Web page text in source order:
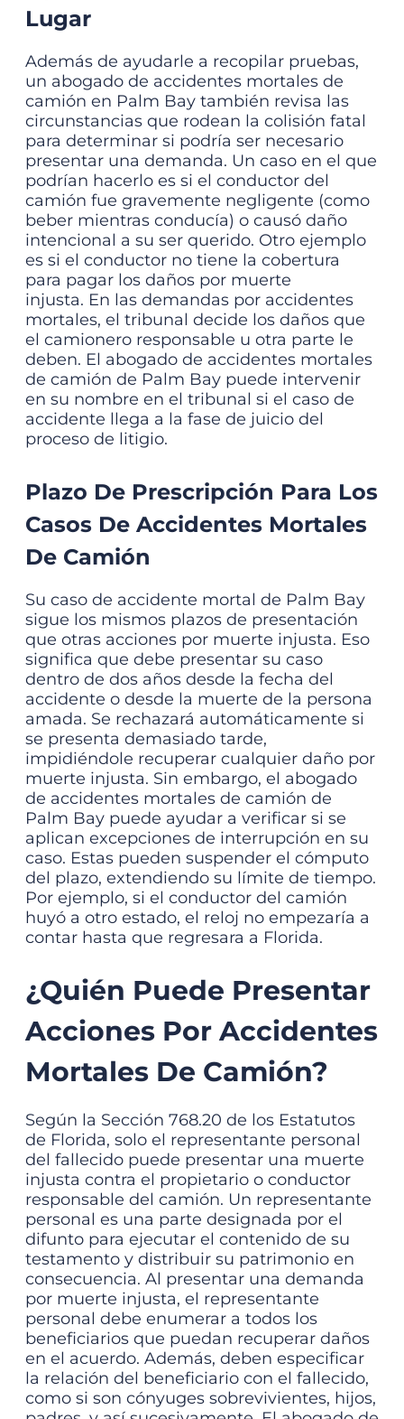
Lugar
Además de ayudarle a recopilar pruebas,
un abogado de accidentes mortales de
camión en Palm Bay también revisa las
circunstancias que rodean la colisión fatal
para determinar si podría ser necesario
presentar una demanda. Un caso en el que
podrían hacerlo es si el conductor del
camión fue gravemente negligente (como
beber mientras conducía) o causó daño
intencional a su ser querido. Otro ejemplo
es si el conductor no tiene la cobertura
para pagar los daños por muerte
injusta. En las demandas por accidentes
mortales, el tribunal decide los daños que
el camionero responsable u otra parte le
deben. El abogado de accidentes mortales
de camión de Palm Bay puede intervenir
en su nombre en el tribunal si el caso de
accidente llega a la fase de juicio del
proceso de litigio.
Plazo De Prescripción Para Los
Casos De Accidentes Mortales
De Camión
Su caso de accidente mortal de Palm Bay
sigue los mismos plazos de presentación
que otras acciones por muerte injusta. Eso
significa que debe presentar su caso
dentro de dos años desde la fecha del
accidente o desde la muerte de la persona
amada. Se rechazará automáticamente si
se presenta demasiado tarde,
impidiéndole recuperar cualquier daño por
muerte injusta. Sin embargo, el abogado
de accidentes mortales de camión de
Palm Bay puede ayudar a verificar si se
aplican excepciones de interrupción en su
caso. Estas pueden suspender el cómputo
del plazo, extendiendo su límite de tiempo.
Por ejemplo, si el conductor del camión
huyó a otro estado, el reloj no empezaría a
contar hasta que regresara a Florida.
¿Quién Puede Presentar
Acciones Por Accidentes
Mortales De Camión?
Según la Sección 768.20 de los Estatutos
de Florida, solo el representante personal
del fallecido puede presentar una muerte
injusta contra el propietario o conductor
responsable del camión. Un representante
personal es una parte designada por el
difunto para ejecutar el contenido de su
testamento y distribuir su patrimonio en
consecuencia. Al presentar una demanda
por muerte injusta, el representante
personal debe enumerar a todos los
beneficiarios que puedan recuperar daños
en el acuerdo. Además, deben especificar
la relación del beneficiario con el fallecido,
como si son cónyuges sobrevivientes, hijos,